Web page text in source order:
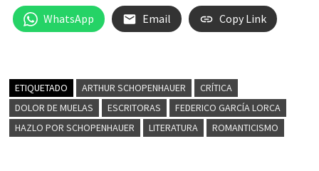
WhatsApp Email Copy Link
ETIQUETADO ARTHUR SCHOPENHAUER
CRÍTICA
DOLOR DE MUELAS
ESCRITORAS
FEDERICO GARCÍA LORCA
HAZLO POR SCHOPENHAUER
LITERATURA ROMANTICISMO